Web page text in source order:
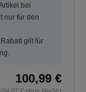
bei
nur für den
gilt für
100,99 €
€ ohne MwSt.)